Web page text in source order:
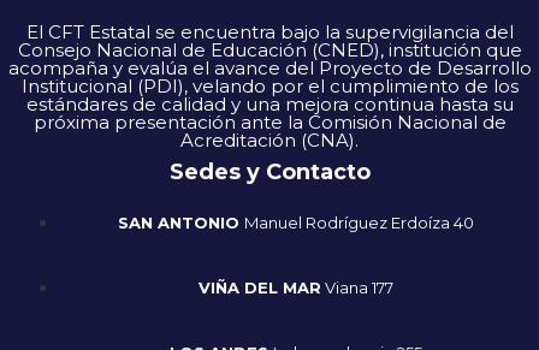
El CFT Estatal se encuentra bajo la supervigilancia del
Consejo Nacional de Educación (CNED), institución que
acompaña y evalúa el avance del Proyecto de Desarrollo
Institucional (PDI), velando por el cumplimiento de los
estándares de calidad y una mejora continua hasta su
próxima presentación ante la Comisión Nacional de
Acreditación (CNA).
Sedes y Contacto
SAN ANTONIO Manuel Rodríguez Erdoíza 40
VIÑA DEL MAR Viana 177